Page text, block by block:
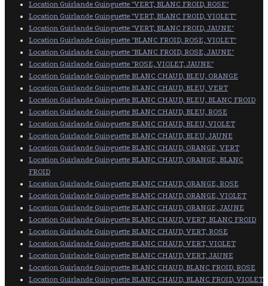
Location Guirlande Guinguette "VERT, BLANC FROID, ROSE"
Location Guirlande Guinguette "VERT, BLANC FROID, VIOLET"
Location Guirlande Guinguette "VERT, BLANC FROID, JAUNE"
Location Guirlande Guinguette "BLANC FROID, ROSE, VIOLET"
Location Guirlande Guinguette "BLANC FROID, ROSE, JAUNE"
Location Guirlande Guinguette "ROSE, VIOLET, JAUNE"
Location Guirlande Guinguette BLANC CHAUD, BLEU, ORANGE
Location Guirlande Guinguette BLANC CHAUD, BLEU, VERT
Location Guirlande Guinguette BLANC CHAUD, BLEU, BLANC FROID
Location Guirlande Guinguette BLANC CHAUD, BLEU, ROSE
Location Guirlande Guinguette BLANC CHAUD, BLEU, VIOLET
Location Guirlande Guinguette BLANC CHAUD, BLEU, JAUNE
Location Guirlande Guinguette BLANC CHAUD, ORANGE, VERT
Location Guirlande Guinguette BLANC CHAUD, ORANGE, BLANC
FROID
Location Guirlande Guinguette BLANC CHAUD, ORANGE, ROSE
Location Guirlande Guinguette BLANC CHAUD, ORANGE, VIOLET
Location Guirlande Guinguette BLANC CHAUD, ORANGE, JAUNE
Location Guirlande Guinguette BLANC CHAUD, VERT, BLANC FROID
Location Guirlande Guinguette BLANC CHAUD, VERT, ROSE
Location Guirlande Guinguette BLANC CHAUD, VERT, VIOLET
Location Guirlande Guinguette BLANC CHAUD, VERT, JAUNE
Location Guirlande Guinguette BLANC CHAUD, BLANC FROID, ROSE
Location Guirlande Guinguette BLANC CHAUD, BLANC FROID, VIOLET